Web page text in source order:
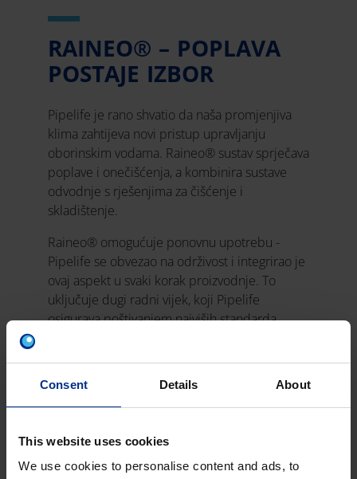
Consent Details About
This website uses cookies
We use cookies to personalise content and ads, to
RAINEO® – POPLAVA
POSTAJE IZBOR
Pipelife je rano shvatio da naša promjenjiva
klima zahtijeva novi pristup upravljanju
oborinskim vodama. Raineo® sustav sprječava
poplave i onečišćenja, a kombinira sustave
odvodnje s rješenjima za čišćenje i
skladištenje.
Raineo® omogućuje ponovnu upotrebu -
Pipelife se obvezao na održivost i integrirao je
ovaj aspekt u svaki korak proizvodnje. To
uključuje dugi radni vijek, koji Pipelife
osigurava poštivanjem najviših standarda
#održivost #budućnost